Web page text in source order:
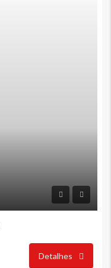
Detalhes